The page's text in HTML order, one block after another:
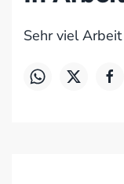
Sehr viel